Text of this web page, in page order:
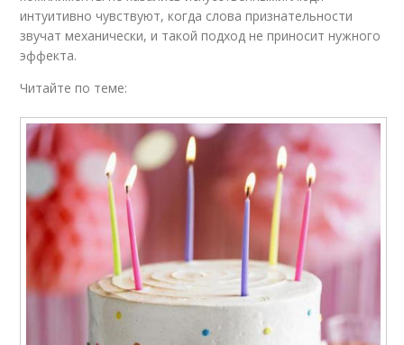
интуитивно чувствуют, когда слова признательности
звучат механически, и такой подход не приносит нужного
эффекта.
Читайте по теме: